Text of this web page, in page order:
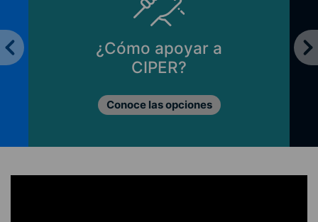
¿Cómo apoyar a
CIPER?
Conoce las opciones